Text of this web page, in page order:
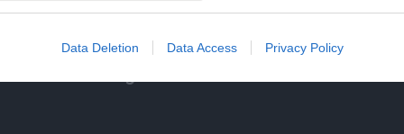
Data Deletion Data Access Privacy Policy